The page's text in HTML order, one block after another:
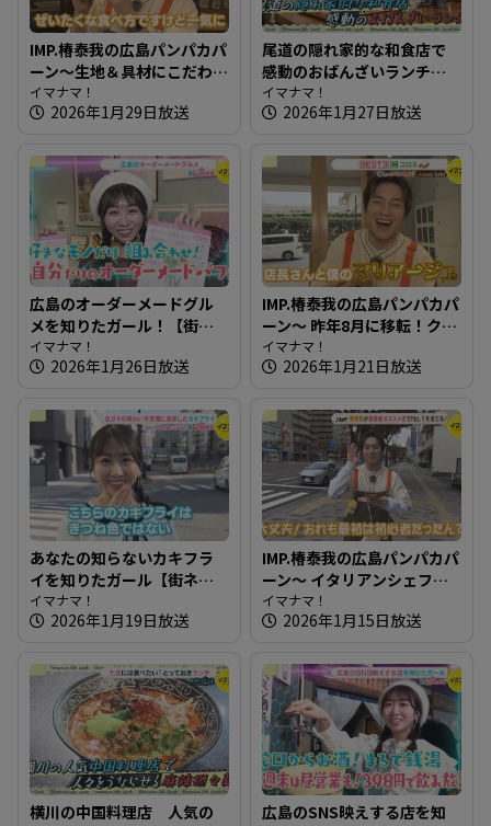
IMP.椿泰我の広島パンパカパ
ーン～生地＆具材にこだわ
り！石窯で焼くパン屋さん
イマナマ！
2026年1月29日放送
尾道の隠れ家的な和食店で
感動のおばんざいランチ～
高原誠吉食堂【たまにはそ
とランチ】
イマナマ！
2026年1月27日放送
広島のオーダーメードグル
メを知りたガール！【街ネ
タ！知りたガール】
イマナマ！
2026年1月26日放送
IMP.椿泰我の広島パンパカパ
ーン～ 昨年8月に移転！クリ
ームパンがオススメのパン
屋さん
イマナマ！
2026年1月21日放送
あなたの知らないカキフラ
イを知りたガール【街ネ
タ！知りたガール】
イマナマ！
2026年1月19日放送
IMP.椿泰我の広島パンパカパ
ーン～ イタリアンシェフが
作るこだわり満点のパン屋
さん
イマナマ！
2026年1月15日放送
横川の中国料理店 人気の
広島のSNS映えする店を知